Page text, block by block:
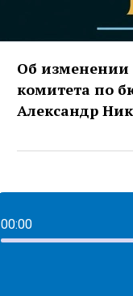
Об изменении
комитета по
Александр
00:00